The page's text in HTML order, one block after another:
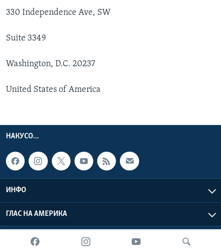
330 Independence Ave, SW
Suite 3349
Washington, D.C. 20237
United States of America
НАКУСО...
ИНФО
ГЛАС НА АМЕРИКА
Глас на Америка © 2026 VOA, Inc. Сите права задржани.